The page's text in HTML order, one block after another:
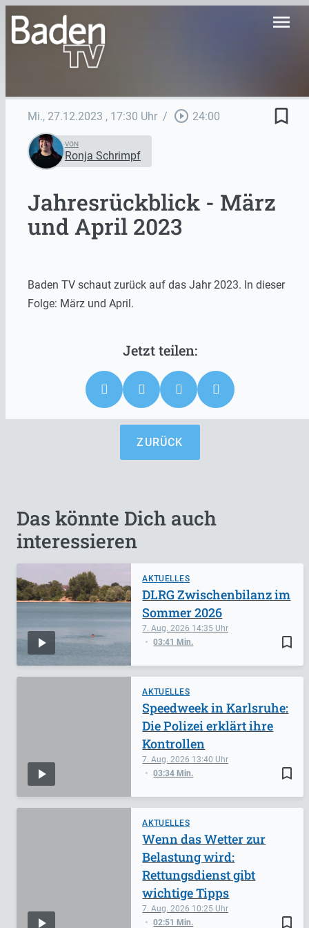
menu
Mi., 27.12.2023 , 17:30 Uhr / play_circle_outline 24:00 bookmark_border
VON
Ronja Schrimpf
Jahresrückblick - März
und April 2023
Baden TV schaut zurück auf das Jahr 2023. In dieser
Folge: März und April.
ZURÜCK
Das könnte Dich auch
interessieren
AKTUELLES
bookmark_border
7. Aug. 2026 14:35
03:41 Min.
DLRG Zwischenbilanz im
Sommer 2026
AKTUELLES
bookmark_border
7. Aug. 2026 13:40
03:34 Min.
Speedweek in Karlsruhe:
Die Polizei erklärt ihre
Kontrollen
AKTUELLES
bookmark_border
7. Aug. 2026 10:25
02:51 Min.
Wenn das Wetter zur
Belastung wird:
Rettungsdienst gibt
wichtige Tipps